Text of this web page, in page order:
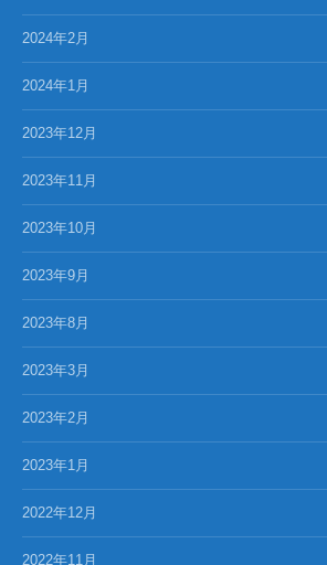
2024年2月
2024年1月
2023年12月
2023年11月
2023年10月
2023年9月
2023年8月
2023年3月
2023年2月
2023年1月
2022年12月
2022年11月